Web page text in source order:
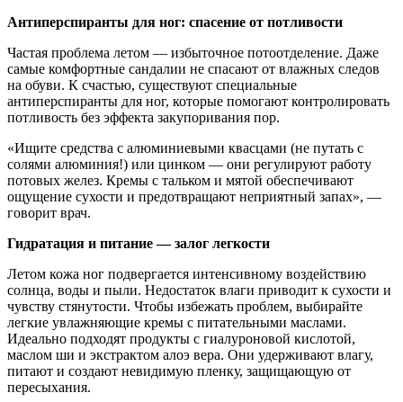
Антиперспиранты для ног: спасение от потливости
Частая проблема летом — избыточное потоотделение. Даже
самые комфортные сандалии не спасают от влажных следов
на обуви. К счастью, существуют специальные
антиперспиранты для ног, которые помогают контролировать
потливость без эффекта закупоривания пор.
«Ищите средства с алюминиевыми квасцами (не путать с
солями алюминия!) или цинком — они регулируют работу
потовых желез. Кремы с тальком и мятой обеспечивают
ощущение сухости и предотвращают неприятный запах», —
говорит врач.
Гидратация и питание — залог легкости
Летом кожа ног подвергается интенсивному воздействию
солнца, воды и пыли. Недостаток влаги приводит к сухости и
чувству стянутости. Чтобы избежать проблем, выбирайте
легкие увлажняющие кремы с питательными маслами.
Идеально подходят продукты с гиалуроновой кислотой,
маслом ши и экстрактом алоэ вера. Они удерживают влагу,
питают и создают невидимую пленку, защищающую от
пересыхания.